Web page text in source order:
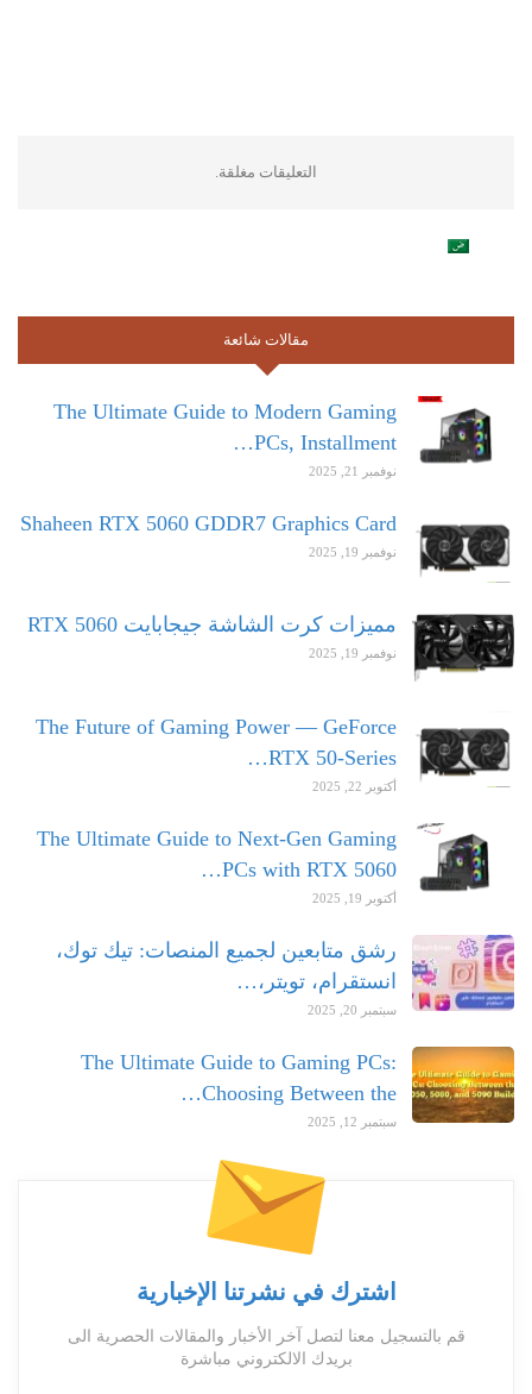
التعليقات مغلقة.
مقالات شائعة
The Ultimate Guide to Modern Gaming
PCs, Installment…
نوفمبر 21, 2025
Shaheen RTX 5060 GDDR7 Graphics Card
نوفمبر 19, 2025
مميزات كرت الشاشة جيجابايت RTX 5060
نوفمبر 19, 2025
The Future of Gaming Power — GeForce
RTX 50-Series…
أكتوبر 22, 2025
The Ultimate Guide to Next-Gen Gaming
PCs with RTX 5060…
أكتوبر 19, 2025
رشق متابعين لجميع المنصات: تيك توك،
انستقرام، تويتر،…
سبتمبر 20, 2025
The Ultimate Guide to Gaming PCs:
Choosing Between the…
سبتمبر 12, 2025
اشترك في نشرتنا الإخبارية
قم بالتسجيل معنا لتصل آخر الأخبار والمقالات الحصرية الى
بريدك الالكتروني مباشرة